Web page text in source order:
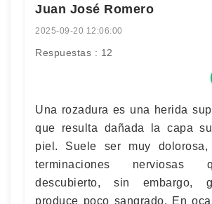
Juan José Romero
2025-09-20 12:06:00
Respuestas : 12
Una rozadura es una herida
que resulta dañada la capa
piel. Suele ser muy
terminaciones nerviosas
descubierto, sin embargo,
produce poco sangrado. En